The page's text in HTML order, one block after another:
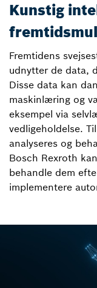
Kunstig
Fremtidens
udnytter de data,
Disse data kan
maskinlæring og
eksempel via
vedligeholdelse.
analyseres og
Bosch Rexroth
behandle dem
implementere